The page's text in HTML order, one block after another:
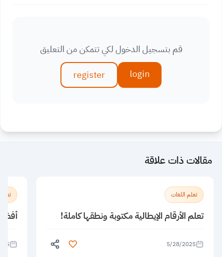
قم بتسجيل الدخول لكي تتمكن من التعليق
login
register
مقالات ذات علاقة
تعلم اللغات
تعلم الأرقام الإيطالية مكتوبة ونطقها كاملة!
5/28/2025
أفضل 5 معاهد لتعلم